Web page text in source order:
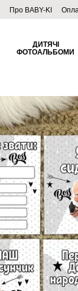
Про BABY-KI
Блог
ДИТЯЧІ
ФОТОАЛЬБОМИ